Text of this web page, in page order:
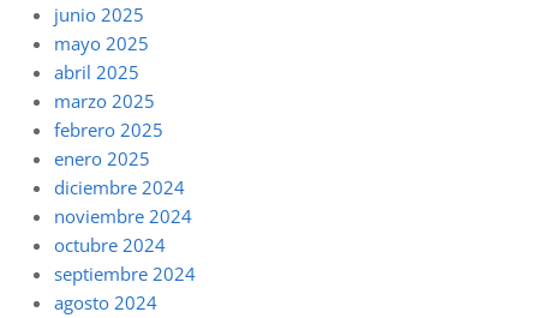
junio 2025
mayo 2025
abril 2025
marzo 2025
febrero 2025
enero 2025
diciembre 2024
noviembre 2024
octubre 2024
septiembre 2024
agosto 2024